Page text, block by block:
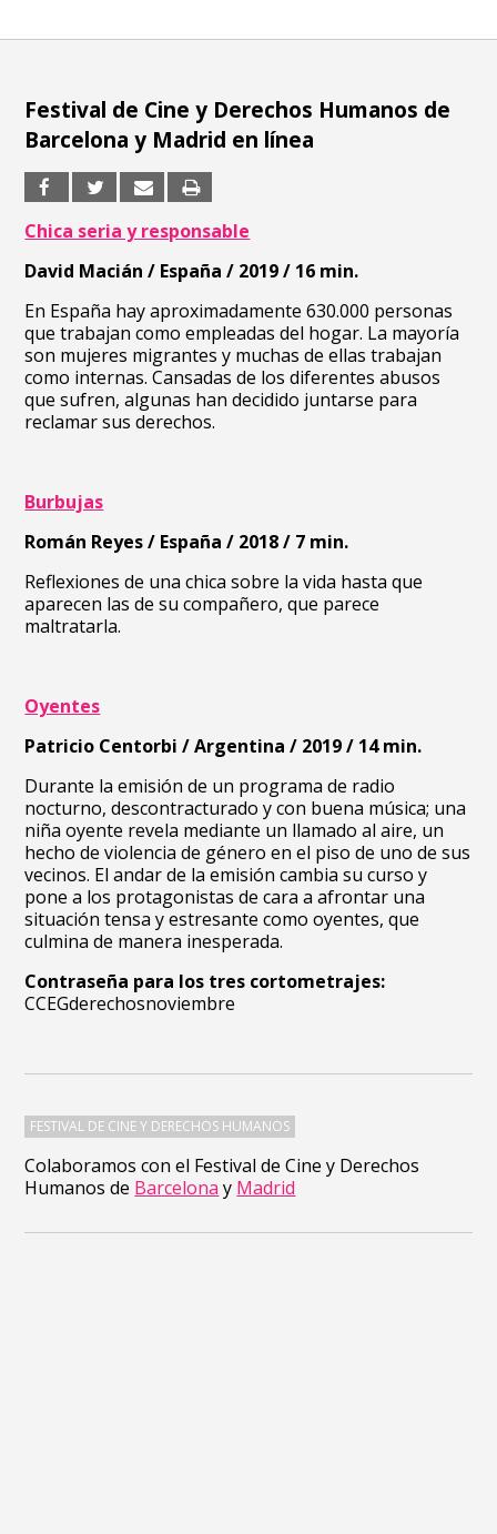
Colaboramos con el Festival de Cine y Derechos
Humanos de Barcelona y Madrid
Festival de Cine y Derechos Humanos de
Barcelona y Madrid en línea
Chica seria y responsable
David Macián / España / 2019 / 16 min.
En España hay aproximadamente 630.000 personas
que trabajan como empleadas del hogar. La mayoría
son mujeres migrantes y muchas de ellas trabajan
como internas. Cansadas de los diferentes abusos
que sufren, algunas han decidido juntarse para
reclamar sus derechos.
Burbujas
Román Reyes / España / 2018 / 7 min.
Reflexiones de una chica sobre la vida hasta que
aparecen las de su compañero, que parece
maltratarla.
Oyentes
Patricio Centorbi / Argentina / 2019 / 14 min.
Durante la emisión de un programa de radio
nocturno, descontracturado y con buena música; una
niña oyente revela mediante un llamado al aire, un
hecho de violencia de género en el piso de uno de sus
vecinos. El andar de la emisión cambia su curso y
pone a los protagonistas de cara a afrontar una
situación tensa y estresante como oyentes, que
culmina de manera inesperada.
Contraseña para los tres cortometrajes:
CCEGderechosnoviembre
FESTIVAL DE CINE Y DERECHOS HUMANOS